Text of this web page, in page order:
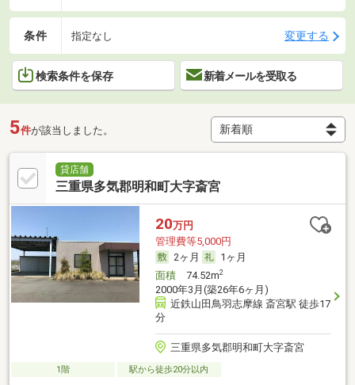
条件 指定なし 変更する
検索条件を保存 新着メールを受取る
5件が該当しました。
貸店舗
三重県多気郡明和町大字斎宮
20万円
管理費等5,000円
2ヶ月
1ヶ月
面積74.52m2
2000年3月(築26年6ヶ月)
近鉄山田鳥羽志摩線 斎宮駅 徒歩17
分
三重県多気郡明和町大字斎宮
1階 駅から徒歩20分以内